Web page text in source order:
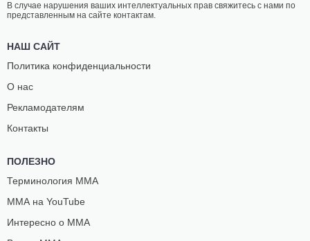
В случае нарушения ваших интеллектуальных прав свяжитесь с нами по
представленным на сайте контактам.
НАШ САЙТ
Политика конфиденциальности
О нас
Рекламодателям
Контакты
ПОЛЕЗНО
Терминология ММА
ММА на YouTube
Интересно о ММА